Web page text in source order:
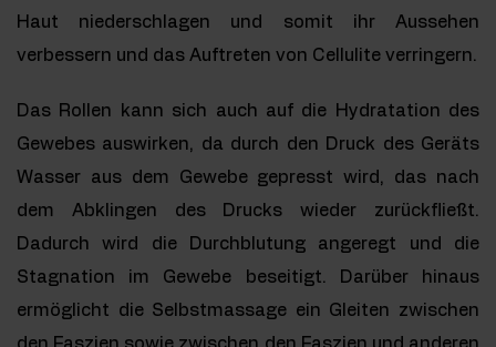
Haut niederschlagen und somit ihr Aussehen
verbessern und das Auftreten von Cellulite verringern.
Das Rollen kann sich auch auf die Hydratation des
Gewebes auswirken, da durch den Druck des Geräts
Wasser aus dem Gewebe gepresst wird, das nach
dem Abklingen des Drucks wieder zurückfließt.
Dadurch wird die Durchblutung angeregt und die
Stagnation im Gewebe beseitigt. Darüber hinaus
ermöglicht die Selbstmassage ein Gleiten zwischen